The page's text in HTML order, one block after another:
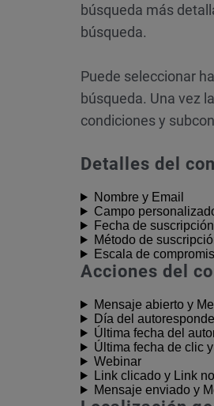
búsqueda más
búsqueda.
Puede seleccionar
búsqueda. Una vez
condiciones y
Detalles del
Nombre y Email
Campo
Fecha de suscripción
Método de
Escala de
Acciones del
Mensaje abierto y
Día del
Última fecha del
Última fecha de clic
Webinar
Link clicado y Link
Mensaje enviado y